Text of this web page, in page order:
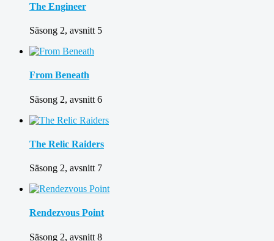
The Engineer
Säsong 2, avsnitt 5
From Beneath
Säsong 2, avsnitt 6
The Relic Raiders
Säsong 2, avsnitt 7
Rendezvous Point
Säsong 2, avsnitt 8